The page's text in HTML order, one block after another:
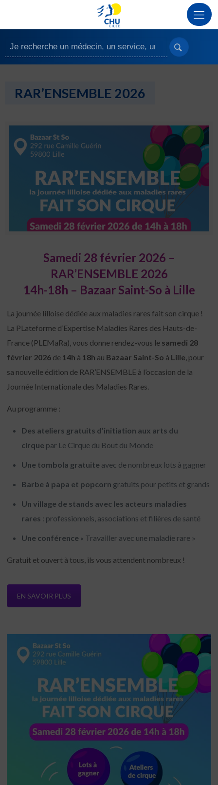
RAR’ENSEMBLE 2026
Samedi 28 février 2026 –
RAR’ENSEMBLE 2026
14h-18h – Bazaar Saint-So à Lille
La journée lilloise dédiée aux maladies rares fait son cirque !
La PLateforme d’Expertise Maladies Rares des Hauts-de-
France (PLEMaRa), vous donne rendez-vous le samedi 28
février 2026 de 14h à 18h au Bazaar Saint-So à Lille , pour
sa nouvelle édition de RAR’ENSEMBLE à l’occasion de la
Journée Internationale des Maladies Rares.
Au programme :
Des ateliers gratuits d’initiation aux arts du
cirque par Le Cirque du Bout du Monde
Une tombola gratuite avec de nombreux lots à gagner
Barbe à papa et popcorn gratuits pour petits et grands
Un village de stands avec les acteurs maladies
rares : professionnels, associations et filières de santé
Une conférence « Travailler avec une maladie rare »
Gratuit et ouvert à tous, ils vous attendent nombreux !
EN SAVOIR PLUS